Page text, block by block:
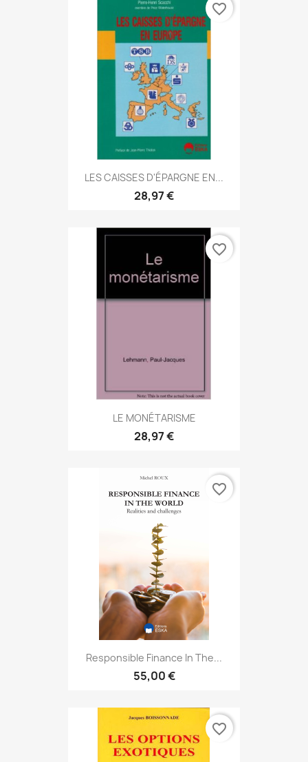
LES CAISSES D'ÉPARGNE EN...
28,97 €
favorite_border
LE MONÉTARISME
28,97 €
favorite_border
Responsible Finance In The...
55,00 €
favorite_border
favorite_border